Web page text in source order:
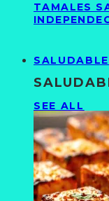
TAMALES
SALUDABLE
SEE ALL